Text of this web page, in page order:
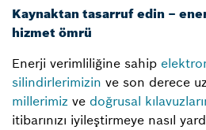
Kaynaktan tasarruf edin –
hizmet ömrü
Enerji verimliliğine sahip
silindirlerimizin ve son derece
millerimiz ve doğrusal
itibarınızı iyileştirmeye nasıl